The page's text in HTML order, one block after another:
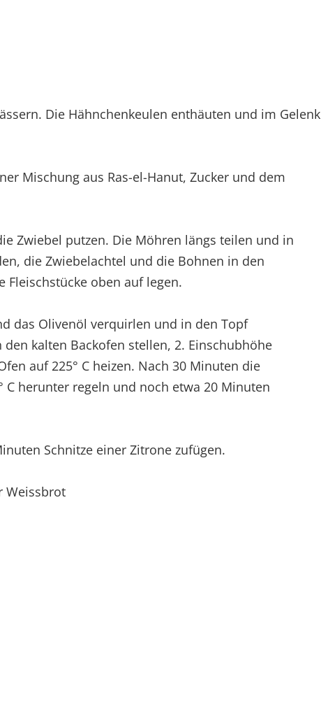
Die Hähnchenkeulen enthäuten und im Gelenk
Mischung aus Ras-el-Hanut, Zucker und dem
Zwiebel putzen. Die Möhren längs teilen und in
die Zwiebelachtel und die Bohnen in den
Fleischstücke oben auf legen.
das Olivenöl verquirlen und in den Topf
den kalten Backofen stellen, 2. Einschubhöhe
auf 225° C heizen. Nach 30 Minuten die
C herunter regeln und noch etwa 20 Minuten
Schnitze einer Zitrone zufügen.
Weissbrot